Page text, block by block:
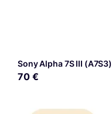
Sony Alpha 7S III (A7S3)
70 €